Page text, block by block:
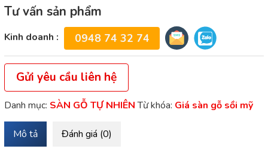
Tư vấn sản phẩm
Kinh doanh : 0948 74 32 74
Gửi yêu cầu liên hệ
Danh mục: SÀN GỖ TỰ NHIÊN Từ khóa: Giá sàn gỗ sồi mỹ
Mô tả Đánh giá (0)